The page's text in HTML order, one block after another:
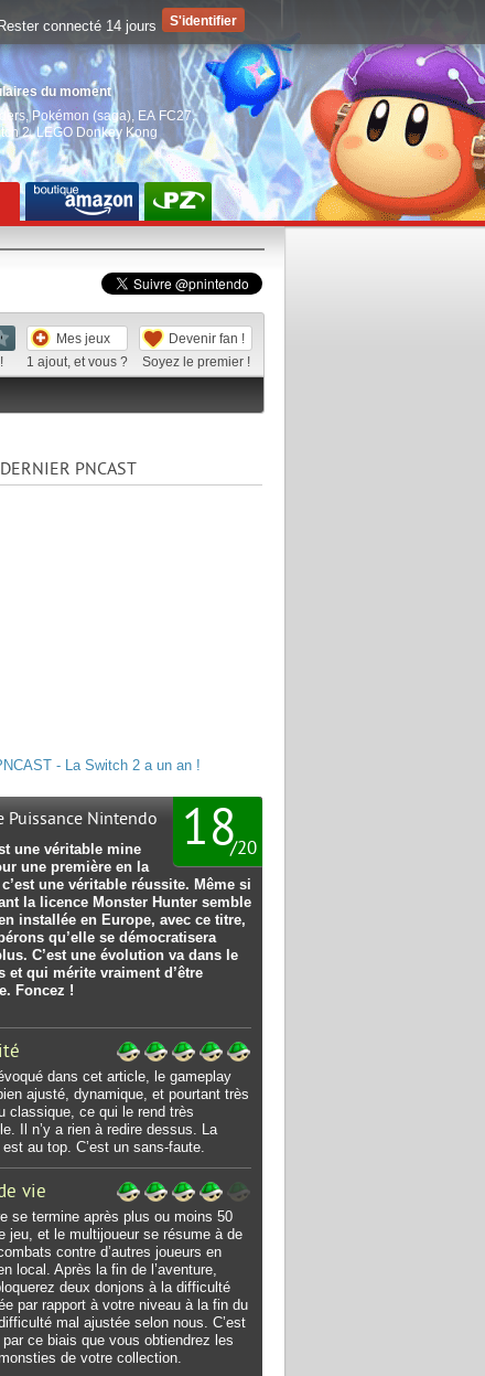
du moment
, Pokémon (saga) EA FC27,
2,LEGO Donkey Kong
Mes jeux
1 ajout, et vous ?
Devenir fan !
Soyez le premier !
PNCAST
- La Switch 2 a un an !
18
/20
Puissance Nintendo
une véritable mine
une première en la
une véritable réussite. Même si
la licence Monster Hunter semble
installée en Europe, avec ce titre,
qu’elle se démocratisera
C’est une évolution va dans le
et qui mérite vraiment d’être
Foncez !
dans cet article, le gameplay
ajusté, dynamique, et pourtant très
classique, ce qui le rend très
Il n’y a rien à redire dessus. La
au top. C’est un sans-faute.
vie
se termine après plus ou moins 50
jeu, et le multijoueur se résume à de
contre d’autres joueurs en
local. Après la fin de l’aventure,
deux donjons à la difficulté
par rapport à votre niveau à la fin du
mal ajustée selon nous. C’est
par ce biais que vous obtiendrez les
de votre collection.
Rester connecté 14 jours